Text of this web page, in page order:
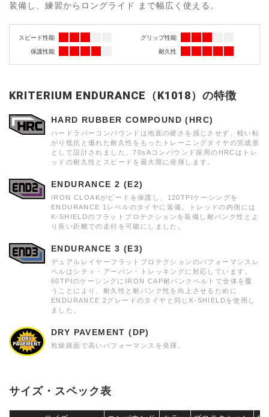
装備し、練習からロングライド まで幅広く使える。
スピード性能 グリップ性能
保護性能 耐久性
KRITERIUM ENDURANCE（K1018）の特徴
HARD RUBBER COMPOUND (HRC)
ハードラバーコンパウンドは地面の硬さを感じさせず、軽い転
がり抵抗と優れた耐久性をもったトレーニングタイヤの完成形
として設計されました。70sAコンパウンド採用のHRCはトレ
ッドの耐久性とスピードを最大限に発揮します。
ENDURANCE 2 (E2)
IRON CLOAKがビードを保護し、120TPIケーシングを
ENDURANCE 1レベルのタイヤに装備。トレッドの内側には
K-SHIELDのフラットプロテクションを装備し耐パンク性とよ
り長い距離での走行を可能にしました。
ENDURANCE 3 (E3)
デュアルレイヤーフラットプロテクションのパフォーマンスレ
ベルはシティ・アーバン・トレッキングに対応しています。
60TPIのケーシングにIRON CAP耐パンクベルトで全体を覆
うことにより、耐久性と耐パンク性を向上させるために
ENDURANCE 2グレードのタイヤと同じK-SHIELDを使用し
ました。
DRY PAVEMENT (DP)
乾燥路面で高いパフォーマンスを発揮。
サイズ・スペック表